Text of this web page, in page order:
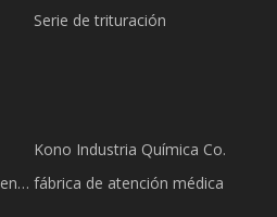
Serie de trituración
Kono Industria Química Co.
fábrica de atención médica